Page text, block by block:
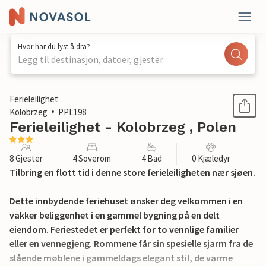
Hvor har du lyst å dra?
Legg til destinasjon, datoer, gjester
1 / 24
Ferieleilighet
Kolobrzeg
PPL198
Ferieleilighet - Kolobrzeg , Polen
8 Gjester 4 Soverom 4 Bad 0 Kjæledyr
Tilbring en flott tid i denne store ferieleiligheten nær sjøen.
Dette innbydende feriehuset ønsker deg velkommen i en
vakker beliggenhet i en gammel bygning på en delt
eiendom. Feriestedet er perfekt for to vennlige familier
eller en vennegjeng. Rommene får sin spesielle sjarm fra de
slående møblene i gammeldags elegant stil, de varme